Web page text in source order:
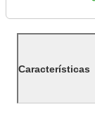
Características